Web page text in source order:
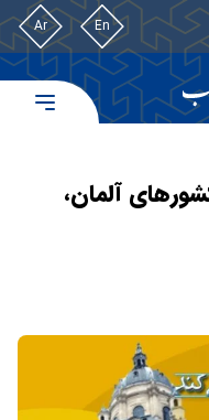
En
Ar
آلمان،